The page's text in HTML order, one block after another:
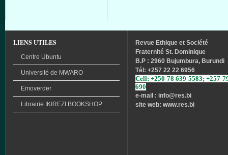
LIENS UTILES
Centre Ubuntu
Université de MWARO
Emoverder
Librairie IKIREZI BOOKSHOP
Revue Ethique et Société
Fraternité St. Dominique
B.P : 2960 Bujumbura, Burundi
Tél : +257 22 22 6956
Cell: +250 78 639 5583; +257
690
e-mail : info@res.bi
site web: www.res.bi